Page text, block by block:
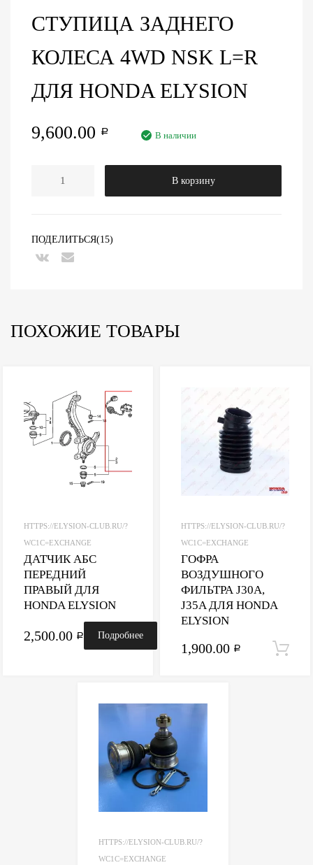
СТУПИЦА ЗАДНЕГО
КОЛЕСА 4WD NSK L=R
ДЛЯ HONDA ELYSION
9,600.00 Р В наличии
В корзину
ПОДЕЛИТЬСЯ(15)
ПОХОЖИЕ ТОВАРЫ
HTTPS://ELYSION-CLUB.RU/?
WC1C=EXCHANGE
ДАТЧИК АБС
ПЕРЕДНИЙ
ПРАВЫЙ ДЛЯ
HONDA ELYSION
2,500.00 Р Подробнее
HTTPS://ELYSION-CLUB.RU/?
WC1C=EXCHANGE
ГОФРА
ВОЗДУШНОГО
ФИЛЬТРА J30A,
J35A ДЛЯ HONDA
ELYSION
1,900.00 Р
HTTPS://ELYSION-CLUB.RU/?
WC1C=EXCHANGE